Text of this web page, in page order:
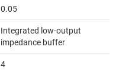
0.05
Integrated low-output
impedance buffer
4